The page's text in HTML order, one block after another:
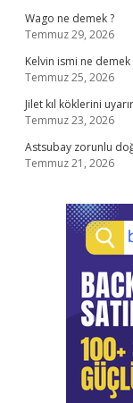
Wago ne demek ?
Temmuz 29, 2026
Kelvin ismi ne demek
Temmuz 25, 2026
Jilet kıl köklerini
Temmuz 23, 2026
Astsubay zorunlu
Temmuz 21, 2026